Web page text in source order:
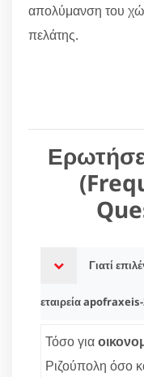
απολύμανση του
πελάτης.
Γιατί
εταιρεία
Τόσο για
Ριζούπολη όσο